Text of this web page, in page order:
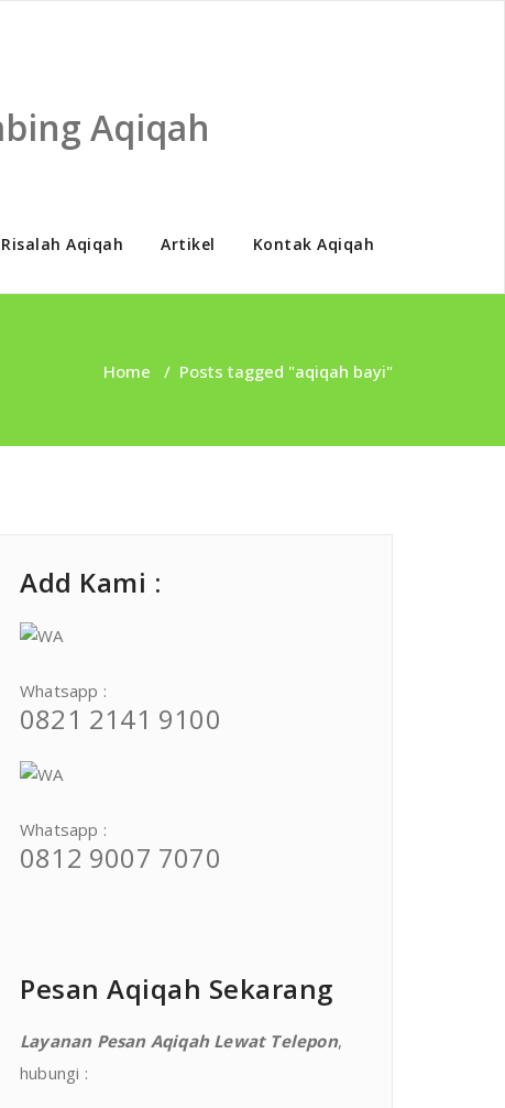
Aqiqah
Risalah Aqiqah Artikel Kontak Aqiqah
Home / Posts tagged "aqiqah bayi"
Add Kami :
Whatsapp :
0821 2141 9100
Whatsapp :
0812 9007 7070
Pesan Aqiqah Sekarang
Layanan Pesan Aqiqah Lewat Telepon,
hubungi :